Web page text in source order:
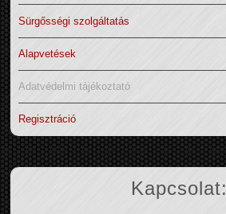
Sürgősségi szolgáltatás
Alapvetések
Adatvédelmi tájékoztató
Regisztráció
Kapcsolat: